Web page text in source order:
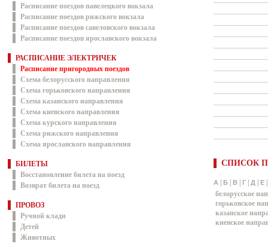
Расписание поездов павелецкого вокзала
Расписание поездов рижского вокзала
Расписание поездов савеловского вокзала
Расписание поездов ярославского вокзала
РАСПИСАНИЕ ЭЛЕКТРИЧЕК
Расписание пригородных поездов
Схема белорусского направления
Схема горьковского направления
Схема казанского направления
Схема киевского направления
Схема курского направления
Схема рижского направления
Схема ярославского направления
БИЛЕТЫ
Восстановление билета на поезд
Возврат билета на поезд
ПРОВОЗ
Ручной клади
Детей
Животных
СПИСОК
А Б В Г Д Е
белорусское
горьковское
казанское
киевское